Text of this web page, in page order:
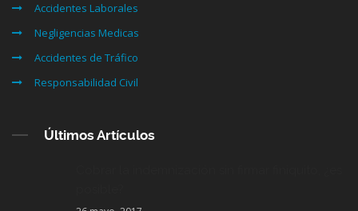
Accidentes Laborales
Negligencias Medicas
Accidentes de Tráfico
Responsabilidad Civil
Últimos Artículos